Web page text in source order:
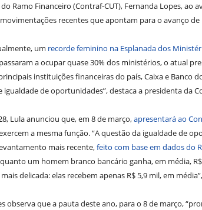
Ramo Financeiro (Contraf-CUT), Fernanda Lopes,
recentes que apontam para o avanço
um recorde feminino na Esplanada dos
a ocupar quase 30% dos ministérios, o atual
instituições financeiras do país, Caixa e Banco
igualdade de oportunidades”, destaca a presidenta da
Lula anunciou que, em 8 de março,apresentará ao
a mesma função. “A questão da igualdade de
mais recente,feito com base em dados do
um homem branco bancário ganha, em média,
delicada: elas recebem apenas R$ 5,9 mil, em
observa que a pauta deste ano, para o 8 de março,